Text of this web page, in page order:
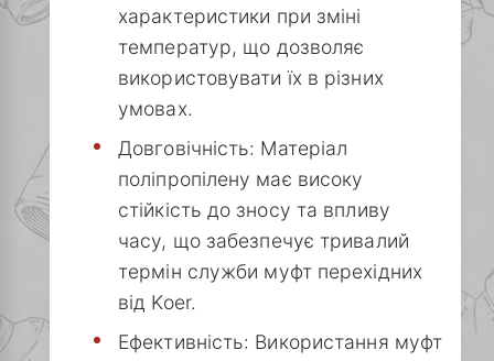
характеристики при зміні
температур, що дозволяє
використовувати їх в різних
умовах.
Довговічність: Матеріал
поліпропілену має високу
стійкість до зносу та впливу
часу, що забезпечує тривалий
термін служби муфт перехідних
від Koer.
Ефективність: Використання муфт